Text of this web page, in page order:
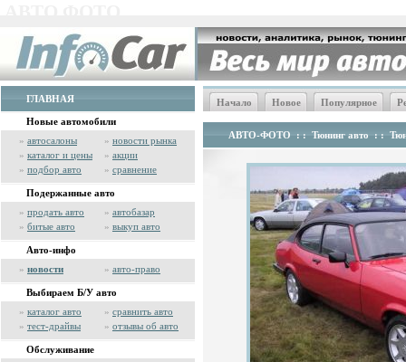
ГЛАВНАЯ
Новые автомобили
» автосалоны » новости рынка
» каталог и цены » акции
» подбор авто » сравнение
Подержанные авто
» продать авто » автобазар
» битые авто » выкуп авто
Авто-инфо
» новости » авто-право
Выбираем Б/У авто
» каталог авто » сравнить авто
» тест-драйвы » отзывы об авто
Обслуживание
Начало Новое Популярное
АВТО-ФОТО : : Тюнинг авто : :